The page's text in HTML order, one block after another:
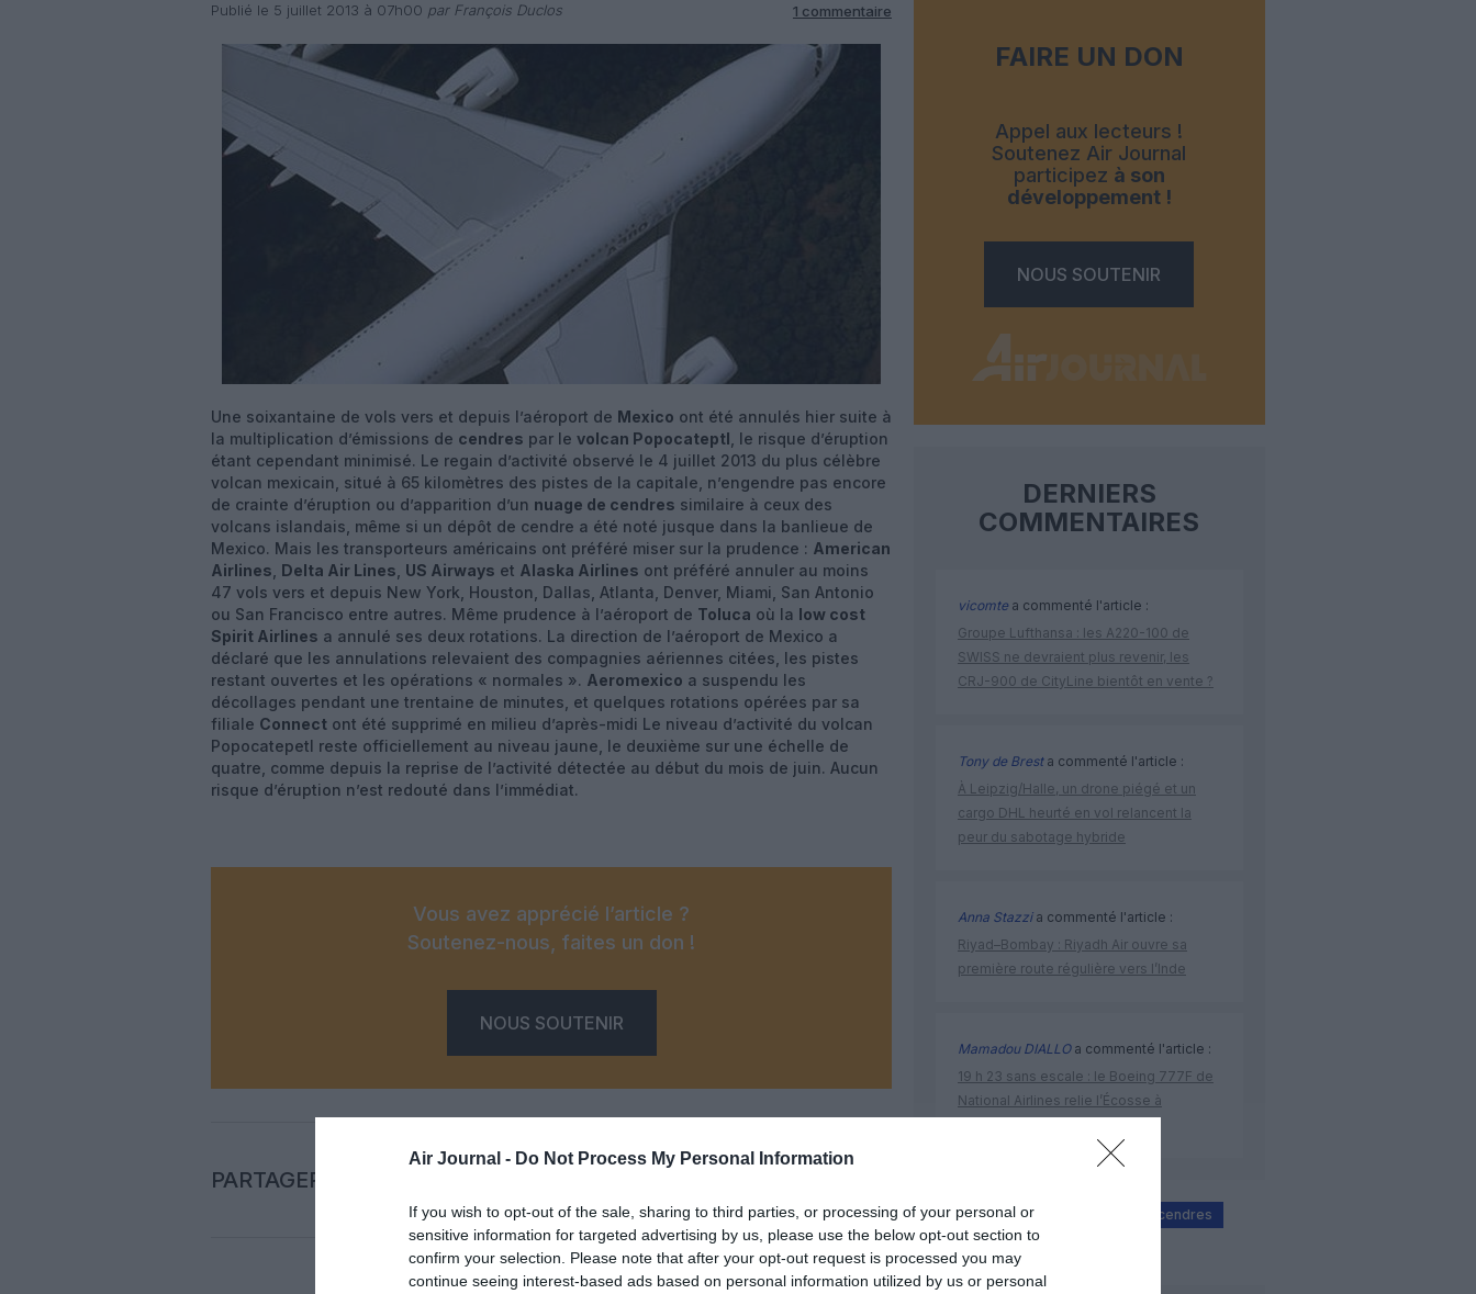
Air Journal - Do Not Process My Personal Information
If you wish to opt-out of the sale, sharing to third parties, or processing of your personal or
sensitive information for targeted advertising by us, please use the below opt-out section to
confirm your selection. Please note that after your opt-out request is processed you may
continue seeing interest-based ads based on personal information utilized by us or personal
Publié le 5 juillet 2013 à 07h00 par François Duclos 1 commentaire
Une soixantaine de vols vers et depuis l’aéroport de Mexico ont été annulés hier suite à
la multiplication d’émissions de cendres par le volcan Popocateptl , le risque d’éruption
étant cependant minimisé. Le regain d’activité observé le 4 juillet 2013 du plus célèbre
volcan mexicain, situé à 65 kilomètres des pistes de la capitale, n’engendre pas encore
de crainte d’éruption ou d’apparition d’un nuage de cendres similaire à ceux des
volcans islandais, même si un dépôt de cendre a été noté jusque dans la banlieue de
Mexico. Mais les transporteurs américains ont préféré miser sur la prudence : American
Airlines Delta Air Lines US Airways et Alaska Airlines ont préféré annuler au moins
47 vols vers et depuis New York, Houston, Dallas, Atlanta, Denver, Miami, San Antonio
ou San Francisco entre autres. Même prudence à l’aéroport de Toluca où la low cost
Spirit Airlines a annulé ses deux rotations. La direction de l’aéroport de Mexico a
déclaré que les annulations relevaient des compagnies aériennes citées, les pistes
restant ouvertes et les opérations « normales ». Aeromexico a suspendu les
décollages pendant une trentaine de minutes, et quelques rotations opérées par sa
filiale Connect ont été supprimé en milieu d’après-midi Le niveau d’activité du volcan
Popocatepetl reste officiellement au niveau jaune, le deuxième sur une échelle de
quatre, comme depuis la reprise de l’activité détectée au début du mois de juin. Aucun
risque d’éruption n’est redouté dans l’immédiat.
Vous avez apprécié l’article ?
Soutenez-nous, faites un don !
NOUS SOUTENIR
PARTAGER L'ARTICLE
FacebookTwitter PinterestLinkedInEmail Print
FAIRE UN DON
Appel aux lecteurs !
Soutenez Air Journal
participez à son
développement !
NOUS SOUTENIR
DERNIERS
COMMENTAIRES
vicomtea commenté l'article :
Groupe Lufthansa : les A220-100 de
SWISS ne devraient plus revenir, les
CRJ-900 de CityLine bientôt en vente ?
Tony de Bresta commenté l'article :
À Leipzig/Halle, un drone piégé et un
cargo DHL heurté en vol relancent la
peur du sabotage hybride
Anna Stazzia commenté l'article :
Riyad–Bombay : Riyadh Air ouvre sa
première route régulière vers l’Inde
Mamadou DIALLOa commenté l'article :
19 h 23 sans escale : le Boeing 777F de
National Airlines relie l’Écosse à
aeroport mexico nuage de cendres
volcan